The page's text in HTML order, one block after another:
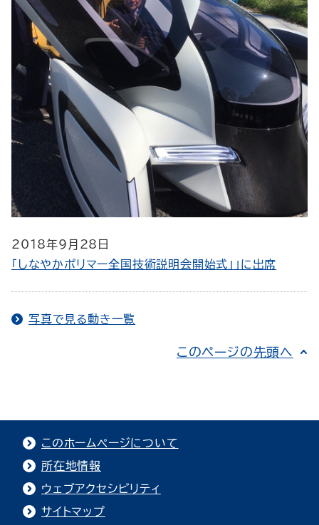
2018年9月28日
「しなやかポリマー全国技術説明会開始式」」に出席
写真で見る動き一覧
このページの先頭へ
このホームページについて
所在地情報
ウェブアクセシビリティ
サイトマップ